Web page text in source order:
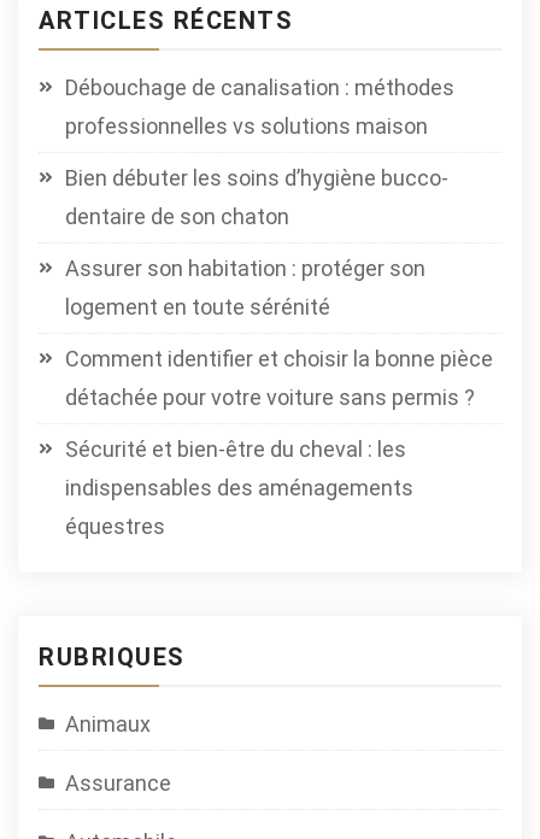
ARTICLES RÉCENTS
Débouchage de canalisation : méthodes
professionnelles vs solutions maison
Bien débuter les soins d’hygiène bucco-
dentaire de son chaton
Assurer son habitation : protéger son
logement en toute sérénité
Comment identifier et choisir la bonne pièce
détachée pour votre voiture sans permis ?
Sécurité et bien-être du cheval : les
indispensables des aménagements
équestres
RUBRIQUES
Animaux
Assurance